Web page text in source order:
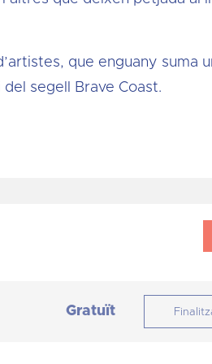
que enguany suma
segell Brave Coast.
Gratuït